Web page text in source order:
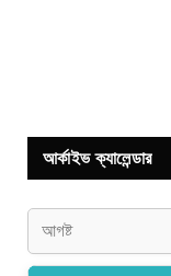
আর্কাইভ ক্যালেন্ডার